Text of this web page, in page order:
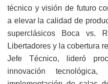
técnico y visión de futuro
a elevar la calidad de
superclásicos Boca vs.
Libertadores y la cobertura
Jefe Técnico, lideró
innovación